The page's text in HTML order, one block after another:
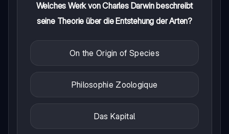
Welches Werk von Charles Darwin beschreibt
seine Theorie über die Entstehung der Arten?
On the Origin of Species
Philosophie Zoologique
Das Kapital